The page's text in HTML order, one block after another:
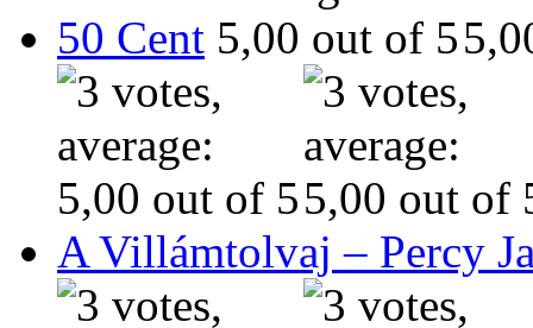
50 Cent
A Villámtolvaj – Percy